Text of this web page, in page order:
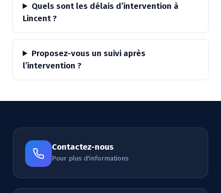
Quels sont les délais d’intervention à
Lincent ?
Proposez-vous un suivi après
l’intervention ?
Contactez-nous
Pour plus d'informations